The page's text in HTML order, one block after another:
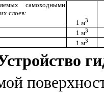
самоходными
слоев:
1 м3
1 м3
1 м3